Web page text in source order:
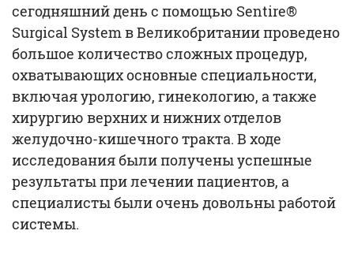
сегодняшний день с помощью Sentire®
Surgical System в Великобритании проведено
большое количество сложных процедур,
охватывающих основные специальности,
включая урологию, гинекологию, а также
хирургию верхних и нижних отделов
желудочно-кишечного тракта. В ходе
исследования были получены успешные
результаты при лечении пациентов, а
специалисты были очень довольны работой
системы.